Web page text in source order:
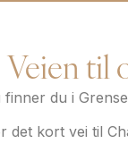
Veien til
du i
det kort vei til